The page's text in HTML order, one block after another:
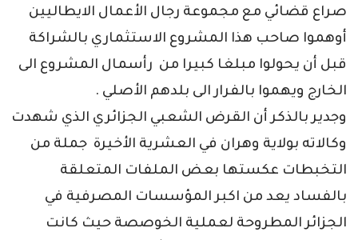
صراع قضائي مع مجموعة رجال الأعمال الايطاليين
أوهموا صاحب هذا المشروع الاستثماري بالشراكة
قبل أن يحولوا مبلغا كبيرا من رأسمال المشروع الى
الخارج ويهموا بالفرار الى بلدهم الأصلي .
وجدير بالذكر أن القرض الشعبي الجزائري الذي شهدت
وكالاته بولاية وهران في العشرية الأخيرة جملة من
التخبطات عكستها بعض الملفات المتعلقة
بالفساد يعد من اكبر المؤسسات المصرفية في
الجزائر المطروحة لعملية الخوصصة حيث كانت